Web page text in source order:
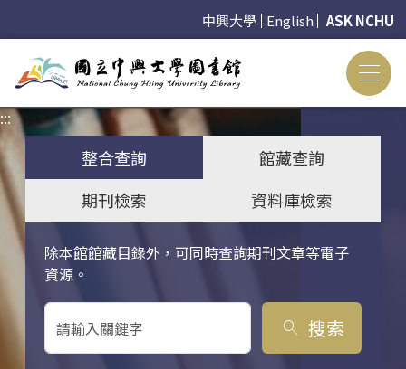
中興大學 English ASK NCHU
:::
整合查詢
館藏查詢
期刊檢索
資料庫檢索
除本館館藏目錄外，可同時查詢期刊文章等電子
資源。
關鍵字搜尋
search 搜索